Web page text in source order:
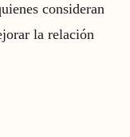
consideran
la relación